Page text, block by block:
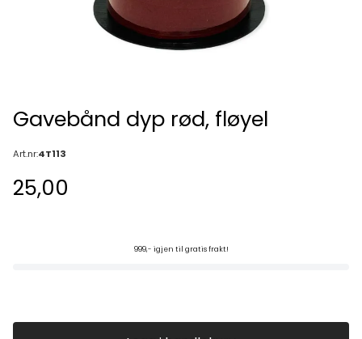
Gavebånd dyp rød, fløyel
Art.nr:4T113
25,00
999,- igjen til gratis frakt!